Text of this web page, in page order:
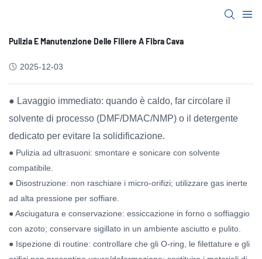
Pulizia E Manutenzione Delle Filiere A Fibra Cava
2025-12-03
● Lavaggio immediato: quando è caldo, far circolare il
solvente di processo (DMF/DMAC/NMP) o il detergente
dedicato per evitare la solidificazione.
● Pulizia ad ultrasuoni: smontare e sonicare con solvente
compatibile.
● Disostruzione: non raschiare i micro-orifizi; utilizzare gas inerte
ad alta pressione per soffiare.
● Asciugatura e conservazione: essiccazione in forno o soffiaggio
con azoto; conservare sigillato in un ambiente asciutto e pulito.
● Ispezione di routine: controllare che gli O-ring, le filettature e gli